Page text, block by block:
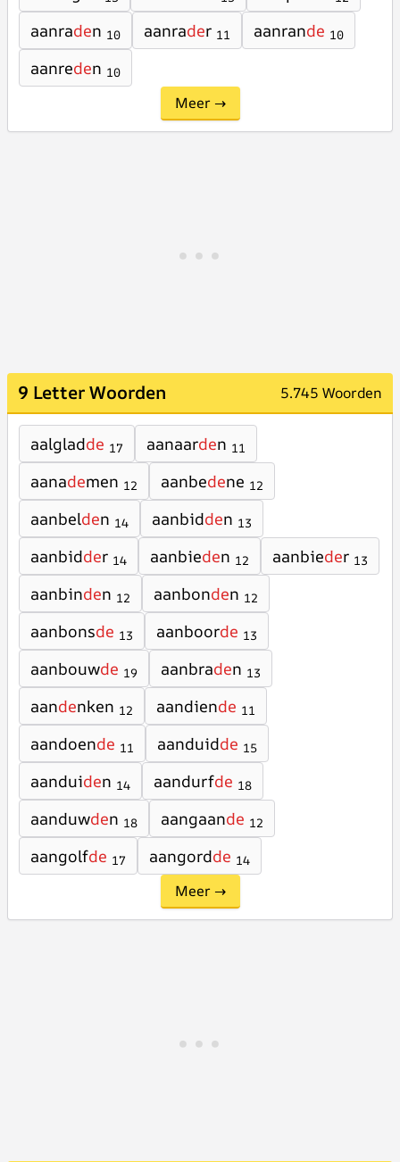
aanraden 10 aanrader 11 aanrande 10
aanreden 10
Meer →
9 Letter Woorden 5.745 Woorden
aalgladde 17 aanaarden 11
aanademen 12 aanbedene 12
aanbelden 14 aanbidden 13
aanbidder 14 aanbieden 12 aanbieder 13
aanbinden 12 aanbonden 12
aanbonsde 13 aanboorde 13
aanbouwde 19 aanbraden 13
aandenken 12 aandiende 11
aandoende 11 aanduidde 15
aanduiden 14 aandurfde 18
aanduwden 18 aangaande 12
aangolfde 17 aangordde 14
Meer →